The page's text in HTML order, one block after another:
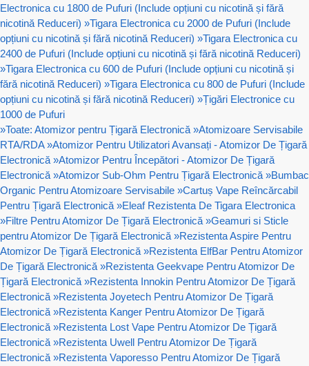
Electronica cu 1800 de Pufuri (Include opțiuni cu nicotină și fără
nicotină Reduceri) »Tigara Electronica cu 2000 de Pufuri (Include
opțiuni cu nicotină și fără nicotină Reduceri) »Tigara Electronica cu
2400 de Pufuri (Include opțiuni cu nicotină și fără nicotină Reduceri)
»Tigara Electronica cu 600 de Pufuri (Include opțiuni cu nicotină și
fără nicotină Reduceri) »Tigara Electronica cu 800 de Pufuri (Include
opțiuni cu nicotină și fără nicotină Reduceri) »Țigări Electronice cu
1000 de Pufuri
»Toate: Atomizor pentru Țigară Electronică »Atomizoare Servisabile
RTA/RDA »Atomizor Pentru Utilizatori Avansați - Atomizor De Țigară
Electronică »Atomizor Pentru Începători - Atomizor De Țigară
Electronică »Atomizor Sub-Ohm Pentru Țigară Electronică »Bumbac
Organic Pentru Atomizoare Servisabile »Cartuș Vape Reîncărcabil
Pentru Țigară Electronică »Eleaf Rezistenta De Tigara Electronica
»Filtre Pentru Atomizor De Țigară Electronică »Geamuri si Sticle
pentru Atomizor De Țigară Electronică »Rezistenta Aspire Pentru
Atomizor De Țigară Electronică »Rezistenta ElfBar Pentru Atomizor
De Țigară Electronică »Rezistenta Geekvape Pentru Atomizor De
Țigară Electronică »Rezistenta Innokin Pentru Atomizor De Țigară
Electronică »Rezistenta Joyetech Pentru Atomizor De Țigară
Electronică »Rezistenta Kanger Pentru Atomizor De Țigară
Electronică »Rezistenta Lost Vape Pentru Atomizor De Țigară
Electronică »Rezistenta Uwell Pentru Atomizor De Țigară
Electronică »Rezistenta Vaporesso Pentru Atomizor De Țigară